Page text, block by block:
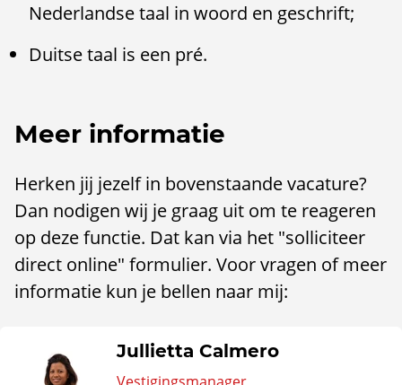
Nederlandse taal in woord en geschrift;
Duitse taal is een pré.
Meer informatie
Herken jij jezelf in bovenstaande vacature?
Dan nodigen wij je graag uit om te reageren
op deze functie. Dat kan via het "solliciteer
direct online" formulier. Voor vragen of meer
informatie kun je bellen naar mij:
Jullietta Calmero